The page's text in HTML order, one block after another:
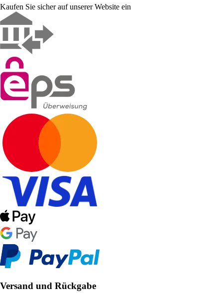
Kaufen Sie sicher auf unserer Website ein
Versand und Rückgabe